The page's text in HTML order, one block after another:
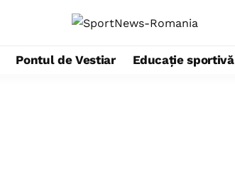
Pontul de Vestiar Educație sportivă